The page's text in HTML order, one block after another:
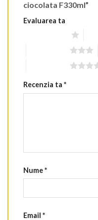
ciocolata F330ml”
Evaluarea ta
Recenzia ta *
Nume*
Email *